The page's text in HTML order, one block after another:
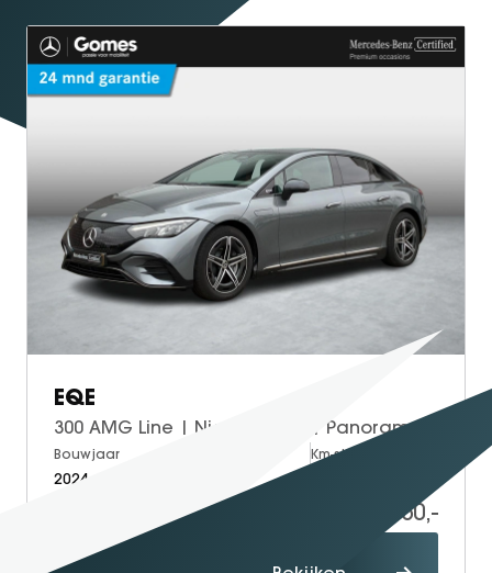
EQE
300 AMG Line | Nightpakket | Panoramadak
Bouwjaar
2024
Km-stand
49.950,-